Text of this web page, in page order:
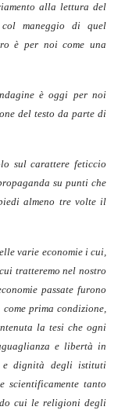
alla lettura del
maneggio di quel
è per noi come una
è oggi per noi
del testo da parte di
sul carattere feticcio
su punti che
almeno tre volte il
varie economie i cui,
tratteremo nel nostro
passate furono
prima condizione,
la tesi che ogni
e libertà in
e dignità degli istituti
tanto
cui le religioni degli